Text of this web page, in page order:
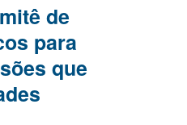
de
para
que